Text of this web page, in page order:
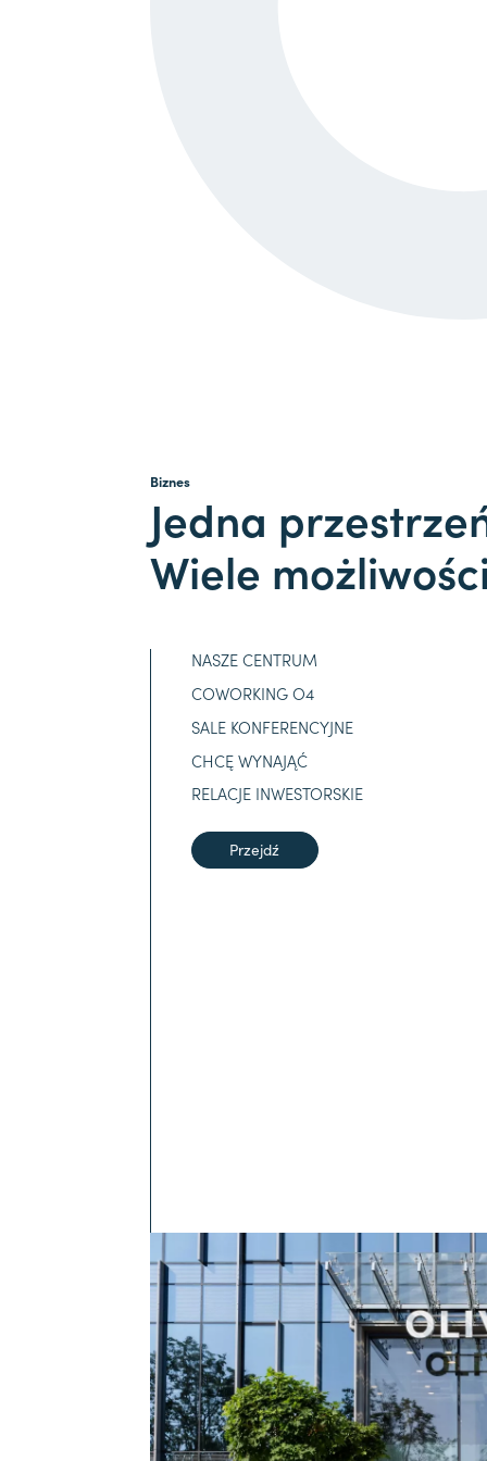
Biznes
Jedna
Wiele
NASZE CENTRUM
COWORKING O4
SALE KONFERENCYJNE
CHCĘ WYNAJĄĆ
RELACJE INWESTORSKIE
Przejdź